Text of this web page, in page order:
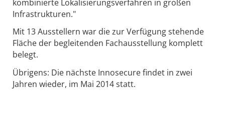
kombinierte Lokalisierungsverfahren in großen
Infrastrukturen."
Mit 13 Ausstellern war die zur Verfügung stehende
Fläche der begleitenden Fachausstellung komplett
belegt.
Übrigens: Die nächste Innosecure findet in zwei
Jahren wieder, im Mai 2014 statt.